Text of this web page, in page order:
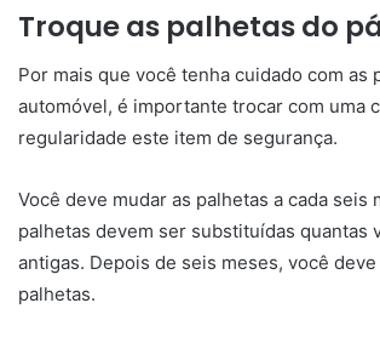
Troque as palhetas do
Por mais que você tenha cuidado com as
automóvel, é importante trocar com uma
regularidade este item de segurança.
Você deve mudar as palhetas a cada seis
palhetas devem ser substituídas quantas
antigas. Depois de seis meses, você
palhetas.